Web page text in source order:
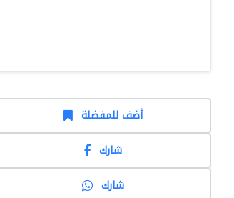
أضف للمفضلة
شارك
شارك